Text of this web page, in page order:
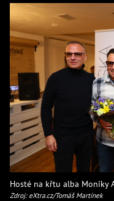
Hosté na křtu alba Moniky
Zdroj: eXtra.cz/Tomáš Martínek